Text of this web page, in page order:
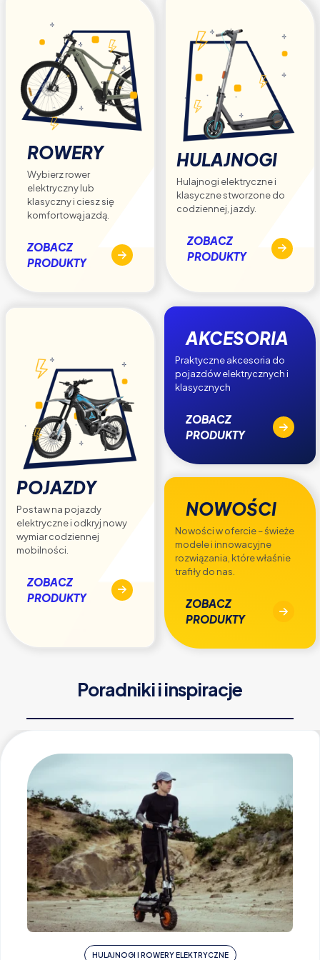
ROWERY
Wybierz rower
elektryczny lub
klasyczny i ciesz się
komfortową jazdą.
ZOBACZ
PRODUKTY
HULAJNOGI
Hulajnogi elektryczne i
klasyczne stworzone do
codziennej, jazdy.
ZOBACZ
PRODUKTY
POJAZDY
Postaw na pojazdy
elektryczne i odkryj nowy
wymiar codziennej
mobilności.
ZOBACZ
PRODUKTY
AKCESORIA
Praktyczne akcesoria do
pojazdów elektrycznych i
klasycznych
ZOBACZ
PRODUKTY
NOWOŚCI
Nowości w ofercie – świeże
modele i innowacyjne
rozwiązania, które właśnie
trafiły do nas.
ZOBACZ
PRODUKTY
Poradniki i inspiracje
HULAJNOGI I ROWERY ELEKTRYCZNE